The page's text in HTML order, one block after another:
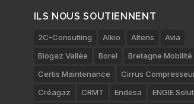
ILS NOUS SOUTIENNENT
2C-Consulting Alkio Altens
Avia
Biogaz Vallée
Borel
Bretagne Mobilité
Certis Maintenance
Cirrus
Créagaz
CRMT Endesa
ENGIE